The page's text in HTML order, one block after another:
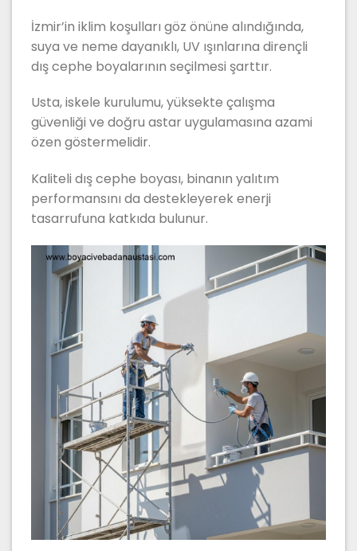
İzmir’in iklim koşulları göz önüne alındığında,
suya ve neme dayanıklı, UV ışınlarına dirençli
dış cephe boyalarının seçilmesi şarttır.
Usta, iskele kurulumu, yüksekte çalışma
güvenliği ve doğru astar uygulamasına azami
özen göstermelidir.
Kaliteli dış cephe boyası, binanın yalıtım
performansını da destekleyerek enerji
tasarrufuna katkıda bulunur.